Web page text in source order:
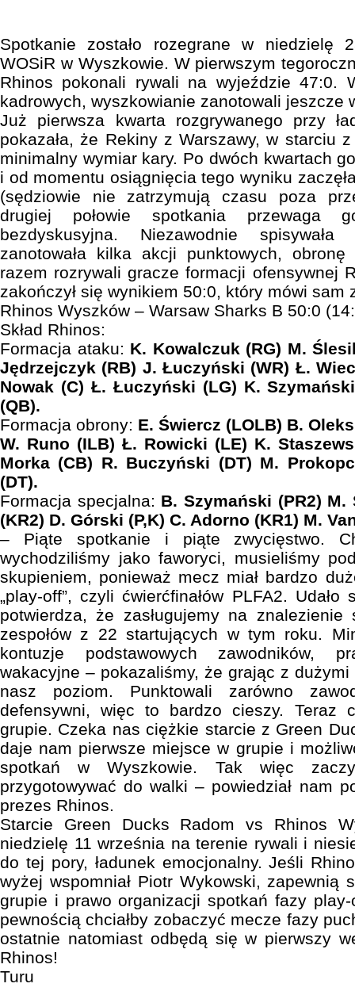
Spotkanie zostało rozegrane w niedzielę
WOSiR w Wyszkowie. W pierwszym
Rhinos pokonali rywali na wyjeździe 47:0.
kadrowych, wyszkowianie zanotowali jeszcze
Już pierwsza kwarta rozgrywanego przy
pokazała, że Rekiny z Warszawy, w starciu
minimalny wymiar kary. Po dwóch kwartach
i od momentu osiągnięcia tego wyniku
(sędziowie nie zatrzymują czasu poza
drugiej połowie spotkania przewaga
bezdyskusyjna. Niezawodnie
zanotowała kilka akcji punktowych,
razem rozrywali gracze formacji ofensywnej
zakończył się wynikiem 50:0, który mówi sam
Rhinos Wyszków – Warsaw Sharks B 50:0
Skład Rhinos:
Formacja ataku: K. Kowalczuk (RG) M.
Jędrzejczyk (RB) J. Łuczyński (WR) Ł.
Nowak (C) Ł. Łuczyński (LG) K.
(QB).
Formacja obrony: E. Świercz (LOLB) B.
W. Runo (ILB) Ł. Rowicki (LE) K.
Morka (CB) R. Buczyński (DT) M.
(DT).
Formacja specjalna: B. Szymański (PR2)
(KR2) D. Górski (P,K) C. Adorno (KR1) M.
– Piąte spotkanie i piąte zwycięstwo.
wychodziliśmy jako faworyci, musieliśmy
skupieniem, ponieważ mecz miał bardzo
„play-off”, czyli ćwierćfinałów PLFA2.
potwierdza, że zasługujemy na
zespołów z 22 startujących w tym roku.
kontuzje podstawowych zawodników,
wakacyjne – pokazaliśmy, że grając z
nasz poziom. Punktowali zarówno
defensywni, więc to bardzo cieszy. Teraz
grupie. Czeka nas ciężkie starcie z Green
daje nam pierwsze miejsce w grupie i
spotkań w Wyszkowie. Tak więc
przygotowywać do walki – powiedział nam
prezes Rhinos.
Starcie Green Ducks Radom vs Rhinos
niedzielę 11 września na terenie rywali i
do tej pory, ładunek emocjonalny. Jeśli
wyżej wspomniał Piotr Wykowski, zapewnią
grupie i prawo organizacji spotkań fazy
pewnością chciałby zobaczyć mecze fazy
ostatnie natomiast odbędą się w pierwszy
Rhinos!
Turu